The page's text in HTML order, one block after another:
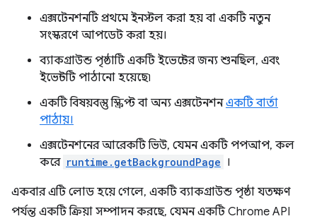
এক্সটেনশনটি প্রথমে ইনস্টল করা হয় বা একটি নতুন
সংস্করণে আপডেট করা হয়।
ব্যাকগ্রাউন্ড পৃষ্ঠাটি একটি ইভেন্টের জন্য শুনছিল, এবং
ইভেন্টটি পাঠানো হয়েছে৷
একটি বিষয়বস্তু স্ক্রিপ্ট বা অন্য এক্সটেনশনএকটি বার্তা
পাঠায়।
এক্সটেনশনের আরেকটি ভিউ, যেমন একটি পপআপ, কল
করে runtime.getBackgroundPage ।
একবার এটি লোড হয়ে গেলে, একটি ব্যাকগ্রাউন্ড পৃষ্ঠা যতক্ষণ
পর্যন্ত একটি ক্রিয়া সম্পাদন করছে, যেমন একটি Chrome API